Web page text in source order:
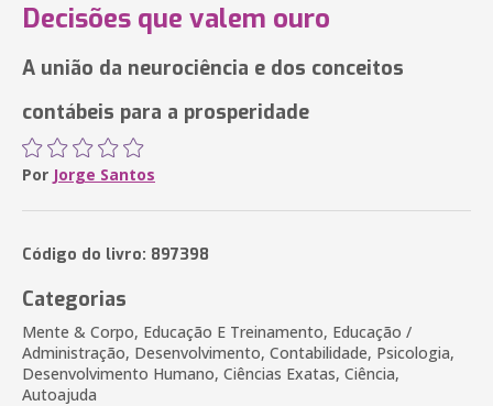
Decisões que valem ouro
A união da neurociência e dos conceitos
contábeis para a prosperidade
Por Jorge Santos
Código do livro: 897398
Categorias
Mente & Corpo, Educação E Treinamento, Educação /
Administração, Desenvolvimento, Contabilidade, Psicologia,
Desenvolvimento Humano, Ciências Exatas, Ciência,
Autoajuda